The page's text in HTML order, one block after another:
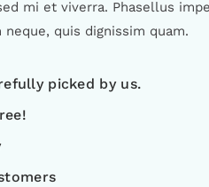
mi et viverra. Phasellus
quis dignissim quam.
picked by us.